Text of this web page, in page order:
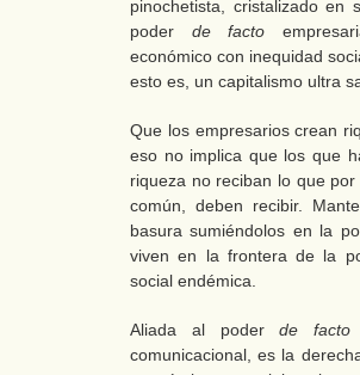
pinochetista, cristalizado
poder de facto
económico con inequidad
esto es, un capitalismo ultra
Que los empresarios crean
eso no implica que los que
riqueza no reciban lo que
común, deben recibir.
basura sumiéndolos en la
viven en la frontera de la
social endémica.
Aliada al poderde facto
comunicacional, es la